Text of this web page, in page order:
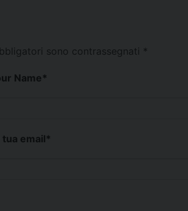
sono contrassegnati *
Name*
tua email*